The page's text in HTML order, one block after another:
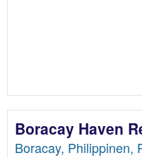
Boracay Haven
Boracay, Philippinen,